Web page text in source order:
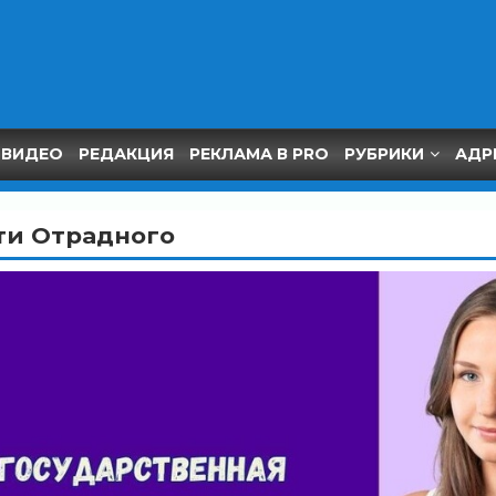
ВИДЕО РЕДАКЦИЯ РЕКЛАМА В PRO РУБРИКИ
Отрадного